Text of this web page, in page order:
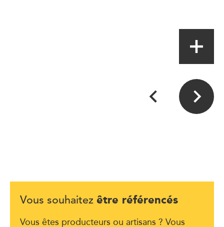
Vous souhaitez être référencés
Vous êtes producteurs ou artisans ? Vous